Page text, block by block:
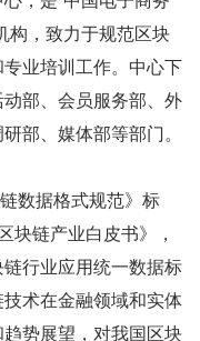
构，致力于规范区块
业培训工作。中心下
部、会员服务部、外
部、媒体部等部门。
数据格式规范》标
块链产业白皮书》，
行业应用统一数据标
术在金融领域和实体
势展望，对我国区块